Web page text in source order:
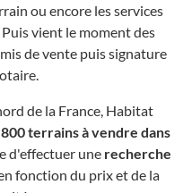
ou encore les services
vient le moment des
de vente puis signature
de la France, Habitat
terrains à vendre dans
d'effectuer une recherche
fonction du prix et de la